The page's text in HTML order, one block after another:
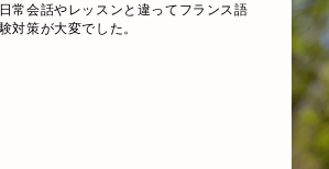
常会話やレッスンと違ってフランス語
対策が大変でした。